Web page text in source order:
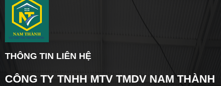
THÔNG TIN LIÊN HỆ
CÔNG TY TNHH MTV TMDV NAM THÀNH